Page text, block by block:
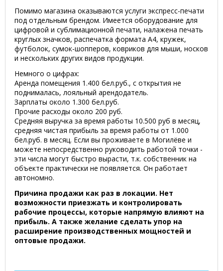
Помимо магазина оказываются услуги экспресс-печати
под отдельным брендом. Имеется оборудование для
цифровой и сублимационной печати, налажена печать
круглых значков, распечатка формата А4, кружек,
футболок, сумок-шопперов, ковриков для мыши, носков
и нескольких других видов продукции.
Немного о цифрах:
Аренда помещения 1.400 бел.руб., с открытия не
поднималась, лояльный арендодатель.
Зарплаты около 1.300 бел.руб.
Прочие расходы около 200 руб.
Средняя выручка за время работы 10.500 руб в месяц,
средняя чистая прибыль за время работы от 1.000
бел.руб. в месяц. Если вы проживаете в Могилёве и
можете непосредственно руководить работой точки -
эти числа могут быстро вырасти, т.к. собственник на
объекте практически не появляется. Он работает
автономно.
Причина продажи как раз в локации. Нет
возможности приезжать и контролировать
рабочие процессы, которые напрямую влияют на
прибыль. А также желание сделать упор на
расширение производственных мощностей и
оптовые продажи.